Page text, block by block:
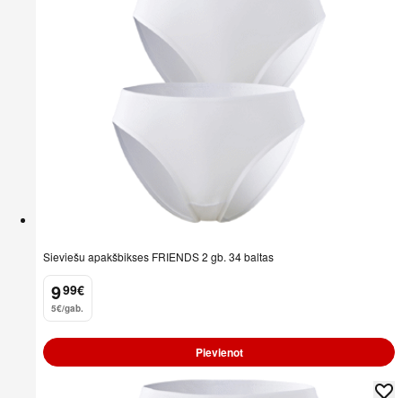
Sieviešu apakšbikses FRIENDS 2 gb. 34 baltas
9
. 99€
5€/gab.
Pievienot